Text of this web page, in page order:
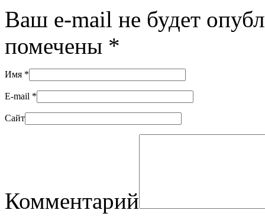
Ваш e-mail не будет
помечены *
Имя *
E-mail *
Сайт
Комментарий